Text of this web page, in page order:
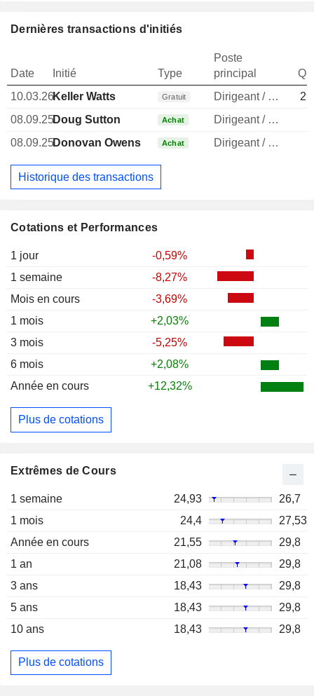
Cotations et Performances
1 jour
-0,59%
1 semaine
-8,27%
Mois en cours
-3,69%
1 mois
+2,03%
3 mois
-5,25%
6 mois
+2,08%
Année en cours
+12,32%
Plus de cotations
Extrêmes de Cours
1 semaine 24,93
26,7
1 mois
24,4
27,53
Année en cours
21,55
29,8
1 an
21,08
29,8
3 ans
18,43
29,8
5 ans
18,43
29,8
10 ans
18,43 29,8
Plus de cotations
Dernières transactions d'initiés
Date Initié Type
Poste
principal
10.03.26Keller Watts Gratuit Dirigeant / cadre principal
08.09.25Doug Sutton Achat Dirigeant / cadre principal
08.09.25Donovan Owens Achat Dirigeant / cadre principal
Historique des transactions